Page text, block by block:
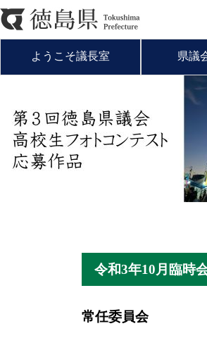
ようこそ議長室 県議
令和3年10月臨時
常任委員会